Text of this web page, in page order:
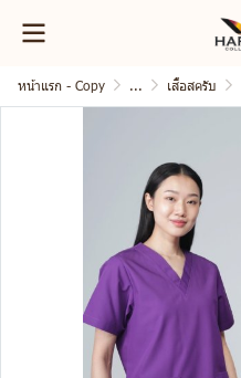
หน้าแรก - Copy ... เสื้อสครับ